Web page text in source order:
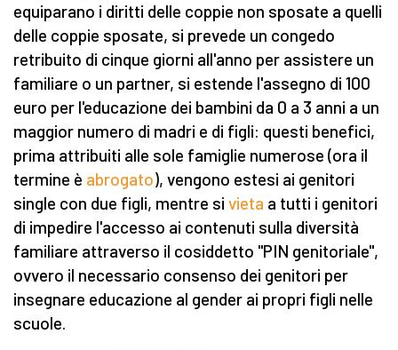
equiparano i diritti delle coppie non sposate a quelli
delle coppie sposate, si prevede un congedo
retribuito di cinque giorni all'anno per assistere un
familiare o un partner, si estende l'assegno di 100
euro per l'educazione dei bambini da 0 a 3 anni a un
maggior numero di madri e di figli: questi benefici,
prima attribuiti alle sole famiglie numerose (ora il
termine è abrogato), vengono estesi ai genitori
single con due figli, mentre si vieta a tutti i genitori
di impedire l'accesso ai contenuti sulla diversità
familiare attraverso il cosiddetto "PIN genitoriale",
ovvero il necessario consenso dei genitori per
insegnare educazione al gender ai propri figli nelle
scuole.